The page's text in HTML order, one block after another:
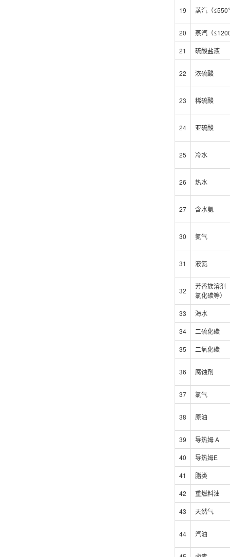
19 蒸汽（
20 蒸汽（
21 硫酸盐液
22 浓硫酸
23 稀硫酸
24 亚硫酸
25 冷水
26 热水
27 含水氨
30 氨气
31 液氨
32
芳香族溶剂
氯化碳等）
33 海水
34 二硫化碳
35 二氧化碳
36 腐蚀剂
37 氯气
38 原油
39 导热姆 A
40 导热姆E
41 脂类
42 重燃料油
43 天然气
44 汽油